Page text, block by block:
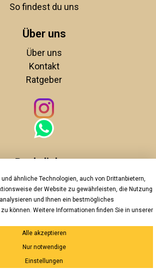
So findest du uns
Über uns
Über uns
Kontakt
Ratgeber
Rechtliches
Unsere AGBs
Impressum
Datenschutz
Versand und Zahlung
*Innerhalb Deutschlands
ähnliche Technologien, auch von Drittanbietern,
der Website zu gewährleisten, die Nutzung
und Ihnen ein bestmögliches
können. Weitere Informationen finden Sie in unserer
Alle akzeptieren
Nur notwendige
Einstellungen